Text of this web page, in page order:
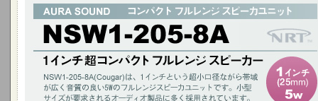
1インチ超コンパクト フルレンジ スピーカー
NSW1-205-8A(Cougar)は、1インチという超小口径ながら帯域が広く音質
ットです。 小型サイズが要求されるオーディオ製品に多く採用されていま
1インチ(25mm)5W / チタニウムコーン